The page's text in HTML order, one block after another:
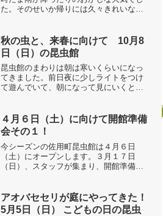
た。そのせいか帰りには久々きれいな７
虫館の彼岸花も今日が盛りでした。アサ
ギマダラの食草キジョラン...
秋の虫と、来春に向けて 10月8
日（日）の昆虫館
昆虫館のまわりは朝は寒いくらいになっ
てきました。前日夜に少しライトをつけ
て遊んでいて、朝になって見にいくとカ
なガです。サクラの周りを探すと良いそ
うです。3連休の中日、た...
４月６日（土）に向けて開館準備
会その１！
今シーズンの佐用町昆虫館は４月６日
（土）にオープンします。３月１７日
（日）、スタッフが集まり、開館準備を
ペシャリスト、齋藤さんが早朝から水抜
き、イモリや魚をトロ船に避難...
アオバセセリが庭にやってきた！
5月5日（日） こどもの日の昆虫